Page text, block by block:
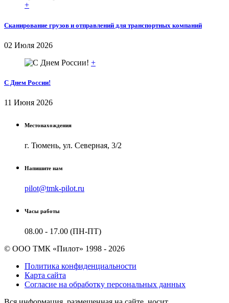
+
Сканирование грузов и отправлений для транспортных компаний
02 Июля 2026
+
С Днем России!
11 Июня 2026
Местонахождения
г. Тюмень, ул. Северная, 3/2
Напишите нам
pilot@tmk-pilot.ru
Часы работы
08.00 - 17.00 (ПН-ПТ)
© ООО ТМК «Пилот» 1998 - 2026
Политика конфиденциальности
Карта сайта
Согласие на обработку персональных данных